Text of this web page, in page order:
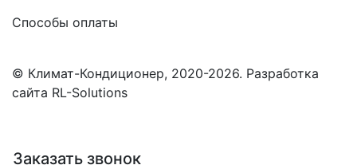
Способы оплаты
© Климат-Кондиционер, 2020-2026. Разработка
сайта RL-Solutions
Заказать звонок